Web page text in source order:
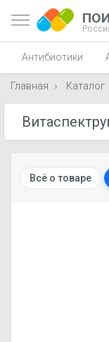
Антибиотики
Главная Каталог
Всё о товаре